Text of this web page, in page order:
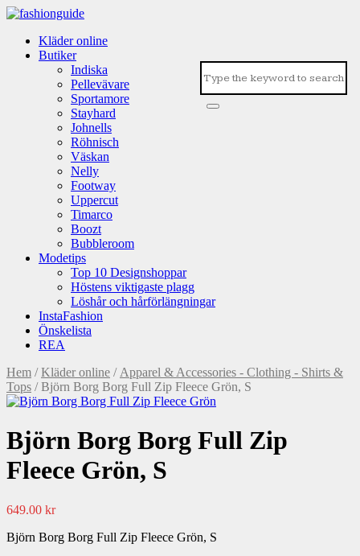
Kläder online
Butiker
Indiska
Pellevävare
Sportamore
Stayhard
Johnells
Röhnisch
Väskan
Nelly
Footway
Uppercut
Timarco
Boozt
Bubbleroom
Modetips
Top 10 Designshoppar
Höstens viktigaste plagg
Löshår och hårförlängningar
InstaFashion
Önskelista
REA
Hem /Kläder online / Apparel & Accessories - Clothing - Shirts &
Tops / Björn Borg Borg Full Zip Fleece Grön, S
Björn Borg Borg Full Zip
Fleece Grön, S
649.00 kr
Björn Borg Borg Full Zip Fleece Grön, S